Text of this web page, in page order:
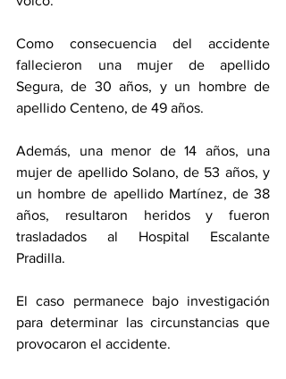
Como consecuencia del accidente
fallecieron una mujer de apellido
Segura, de 30 años, y un hombre de
apellido Centeno, de 49 años.
Además, una menor de 14 años, una
mujer de apellido Solano, de 53 años, y
un hombre de apellido Martínez, de 38
años, resultaron heridos y fueron
trasladados al Hospital Escalante
Pradilla.
El caso permanece bajo investigación
para determinar las circunstancias que
provocaron el accidente.